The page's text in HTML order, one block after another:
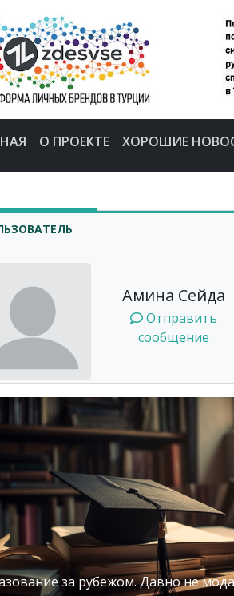
О ПРОЕКТЕ ХОРОШИЕ
Амина Сейда
Отправить
сообщение
за рубежом. Давно не